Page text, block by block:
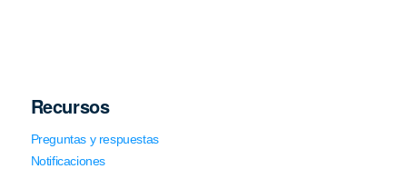
Recursos
Preguntas y respuestas
Notificaciones